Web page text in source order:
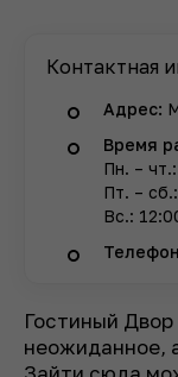
Контактная
Адрес:
Время
Пн. –
Пт. –
Вс.:
Гостиный
неожиданное,